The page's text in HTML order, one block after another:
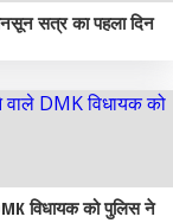
सत्र का पहला दिन
विधायक को पुलिस ने